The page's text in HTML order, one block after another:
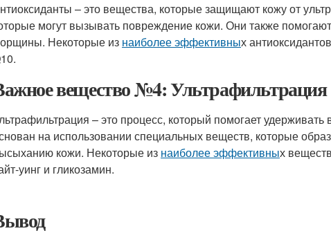
– это вещества, которые защищают кожу от
могут вызывать повреждение кожи. Они также
Некоторые из наиболее эффективных
вещество №4: Ультрафильтрация
– это процесс, который помогает
на использовании специальных веществ, которые
кожи. Некоторые из наиболее эффективных
уинг и гликозамин.